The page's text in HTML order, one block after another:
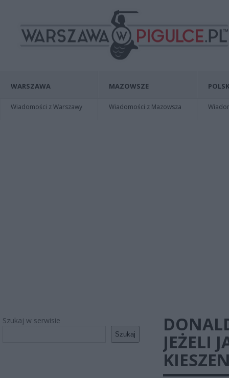
WARSZAWA
Wiadomości z Warszawy
MAZOWSZE
Wiadomości z Mazowsza
Szukaj w serwisie
Szukaj
JEŻELI